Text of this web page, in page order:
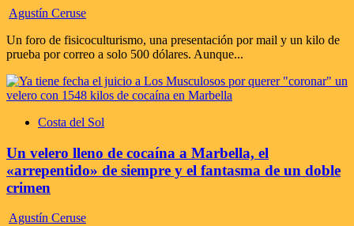
Agustín Ceruse
Un foro de fisicoculturismo, una presentación por mail y un kilo de
prueba por correo a solo 500 dólares. Aunque...
Costa del Sol
Un velero lleno de cocaína a Marbella, el
«arrepentido» de siempre y el fantasma de un doble
crimen
Agustín Ceruse